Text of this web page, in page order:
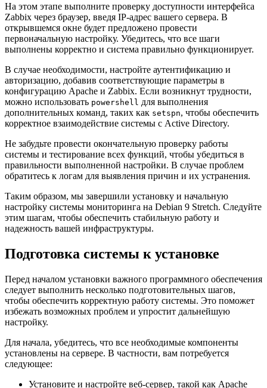
На этом этапе выполните проверку доступности интерфейса
Zabbix через браузер, введя IP-адрес вашего сервера. В
открывшемся окне будет предложено провести
первоначальную настройку. Убедитесь, что все шаги
выполнены корректно и система правильно функционирует.
В случае необходимости, настройте аутентификацию и
авторизацию, добавив соответствующие параметры в
конфигурацию Apache и Zabbix. Если возникнут трудности,
можно использовать powershell для выполнения
дополнительных команд, таких как setspn, чтобы обеспечить
корректное взаимодействие системы с Active Directory.
Не забудьте провести окончательную проверку работы
системы и тестирование всех функций, чтобы убедиться в
правильности выполненной настройки. В случае проблем
обратитесь к логам для выявления причин и их устранения.
Таким образом, мы завершили установку и начальную
настройку системы мониторинга на Debian 9 Stretch. Следуйте
этим шагам, чтобы обеспечить стабильную работу и
надежность вашей инфраструктуры.
Подготовка системы к установке
Перед началом установки важного программного обеспечения
следует выполнить несколько подготовительных шагов,
чтобы обеспечить корректную работу системы. Это поможет
избежать возможных проблем и упростит дальнейшую
настройку.
Для начала, убедитесь, что все необходимые компоненты
установлены на сервере. В частности, вам потребуется
следующее:
Установите и настройте веб-сервер, такой как Apache